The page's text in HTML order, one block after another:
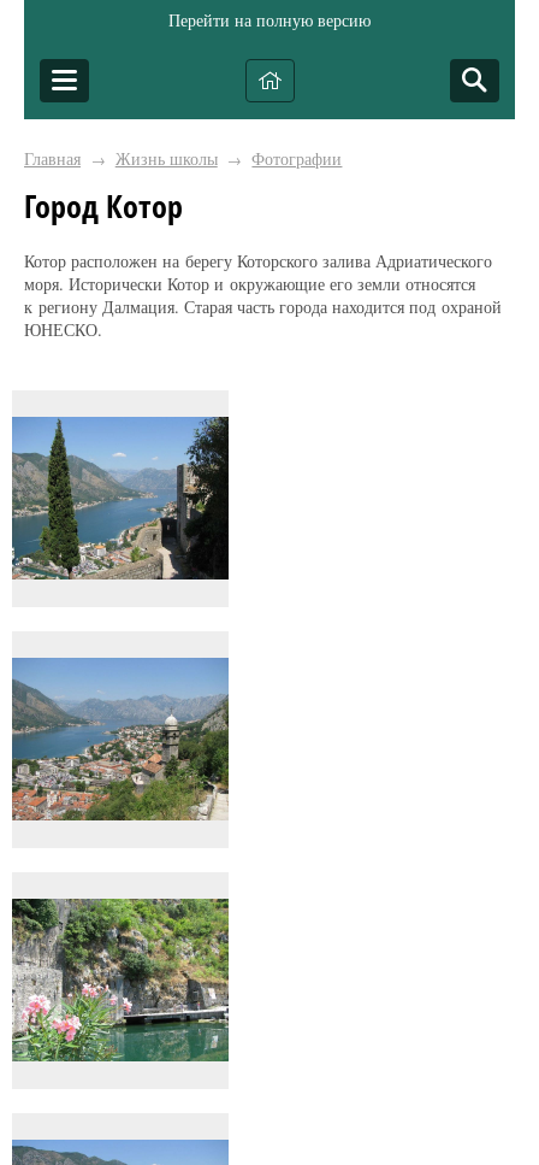
Перейти на полную версию
Главная → Жизнь школы → Фотографии
Город Котор
Котор расположен на берегу Которского залива Адриатического
моря. Исторически Котор и окружающие его земли относятся
к региону Далмация. Старая часть города находится под охраной
ЮНЕСКО.